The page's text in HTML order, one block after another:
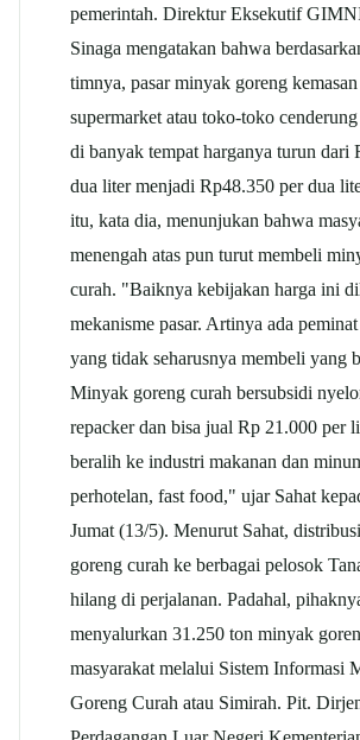
pemerintah. Direktur Eksekutif
Sinaga mengatakan bahwa
timnya, pasar minyak goreng
supermarket atau toko-toko
di banyak tempat harganya turun dari
dua liter menjadi Rp48.350 per dua
itu, kata dia, menunjukan bahwa
menengah atas pun turut membeli
curah. "Baiknya kebijakan harga ini
mekanisme pasar. Artinya ada
yang tidak seharusnya membeli yang
Minyak goreng curah bersubsidi
repacker dan bisa jual Rp 21.000 per
beralih ke industri makanan dan
perhotelan, fast food," ujar Sahat
Jumat (13/5). Menurut Sahat,
goreng curah ke berbagai pelosok
hilang di perjalanan. Padahal,
menyalurkan 31.250 ton minyak
masyarakat melalui Sistem Informasi
Goreng Curah atau Simirah. Pit.